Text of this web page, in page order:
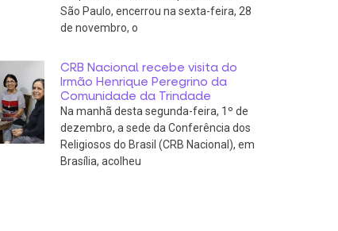
São Paulo, encerrou na sexta-feira, 28
de novembro, o
CRB Nacional recebe visita do
Irmão Henrique Peregrino da
Comunidade da Trindade
Na manhã desta segunda-feira, 1º de
dezembro, a sede da Conferência dos
Religiosos do Brasil (CRB Nacional), em
Brasília, acolheu